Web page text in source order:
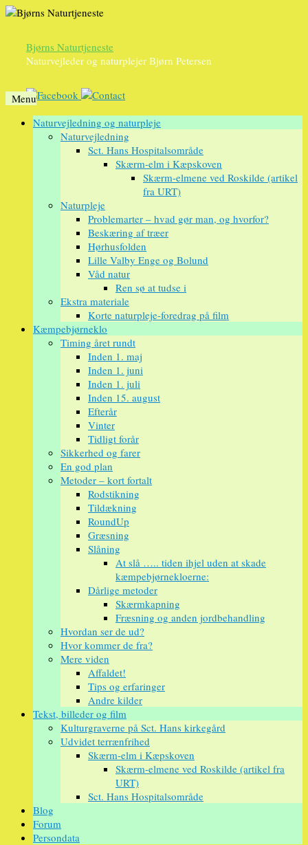
Bjørns Naturtjeneste
Naturvejleder og naturplejer Bjørn Petersen
Menu
VidereNaturvejledning og naturpleje
Naturvejledning
Sct. Hans Hospitalsområde
Skærm-elm i Kæpskoven
Skærm-elmene ved Roskilde (artikel
fra URT)
Naturpleje
Problemarter – hvad gør man, og hvorfor?
Beskæring af træer
Hørhusfolden
Lille Valby Enge og Bolund
Våd natur
Ren sø at tudse i
Ekstra materiale
Korte naturpleje-foredrag på film
Kæmpebjørneklo
Timing året rundt
Inden 1. maj
Inden 1. juni
Inden 1. juli
Inden 15. august
Efterår
Vinter
Tidligt forår
Sikkerhed og farer
En god plan
Metoder – kort fortalt
Rodstikning
Tildækning
RoundUp
Græsning
Slåning
At slå ….. tiden ihjel uden at skade
kæmpebjørnekloerne:
Dårlige metoder
Skærmkapning
Fræsning og anden jordbehandling
Hvordan ser de ud?
Hvor kommer de fra?
Mere viden
Affaldet!
Tips og erfaringer
Andre kilder
Tekst, billeder og film
Kulturgraverne på Sct. Hans kirkegård
Udvidet terrænfrihed
Skærm-elm i Kæpskoven
Skærm-elmene ved Roskilde (artikel fra
URT)
Sct. Hans Hospitalsområde
Blog
Forum
Persondata